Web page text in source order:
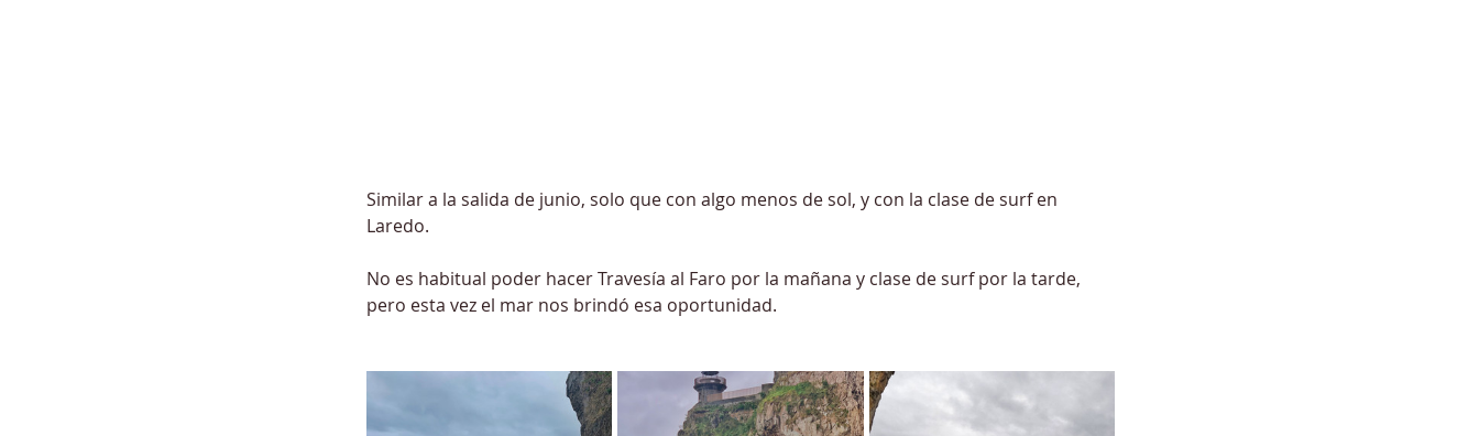
Similar a la salida de junio, solo que con algo menos de sol, y con la clase de surf en
Laredo.
No es habitual poder hacer Travesía al Faro por la mañana y clase de surf por la tarde,
pero esta vez el mar nos brindó esa oportunidad.